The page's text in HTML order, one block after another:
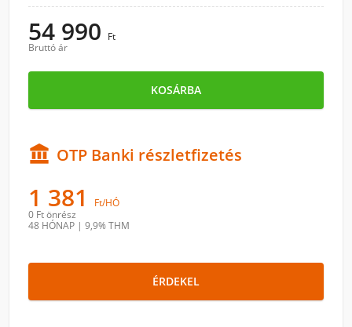
54 990 Ft
Bruttó ár
KOSÁRBA
 OTP Banki részletfizetés
1 381
Ft/HÓ
0 Ftönrész
48 HÓNAP | 9,9% THM
ÉRDEKEL